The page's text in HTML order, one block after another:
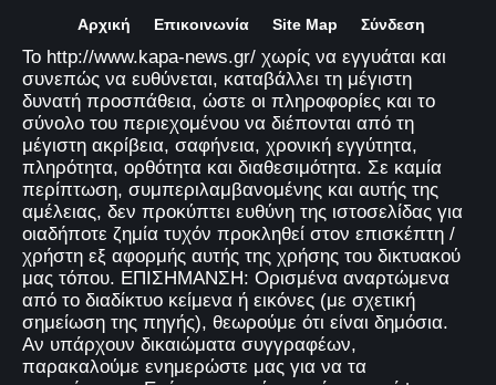
Αρχική Επικοινωνία Site Map Σύνδεση
Το http://www.kapa-news.gr/ χωρίς να εγγυάται και
συνεπώς να ευθύνεται, καταβάλλει τη μέγιστη
δυνατή προσπάθεια, ώστε οι πληροφορίες και το
σύνολο του περιεχομένου να διέπονται από τη
μέγιστη ακρίβεια, σαφήνεια, χρονική εγγύτητα,
πληρότητα, ορθότητα και διαθεσιμότητα. Σε καμία
περίπτωση, συμπεριλαμβανομένης και αυτής της
αμέλειας, δεν προκύπτει ευθύνη της ιστοσελίδας για
οιαδήποτε ζημία τυχόν προκληθεί στον επισκέπτη /
χρήστη εξ αφορμής αυτής της χρήσης του δικτυακού
μας τόπου. ΕΠΙΣΗΜΑΝΣΗ: Ορισμένα αναρτώμενα
από το διαδίκτυο κείμενα ή εικόνες (με σχετική
σημείωση της πηγής), θεωρούμε ότι είναι δημόσια.
Αν υπάρχουν δικαιώματα συγγραφέων,
παρακαλούμε ενημερώστε μας για να τα